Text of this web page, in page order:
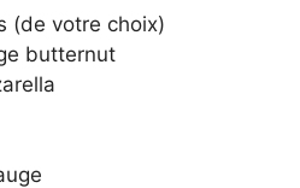
(de votre choix)
butternut